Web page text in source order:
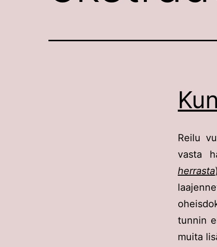
Reilu
vasta
herrasta
tunnin
muita